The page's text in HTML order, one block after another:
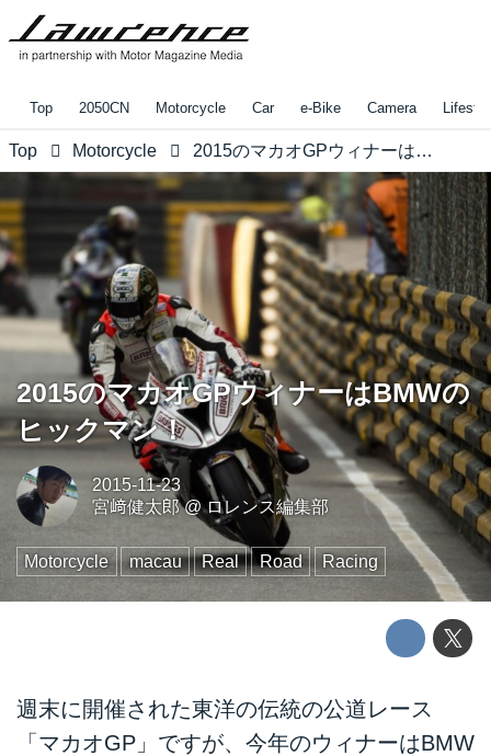
Top 2050CN Motorcycle Car e-Bike Camera
Top Motorcycle 2015のマカオGPウィナーはBMWのヒックマン！
2015のマカオGPウィナーはBMWの
ヒックマン！
2015-11-23
宮﨑健太郎@ロレンス編集部
Motorcycle macau Real Road Racing
週末に開催された東洋の伝統の公道レース
「マカオGP」ですが、今年のウィナーはBMW